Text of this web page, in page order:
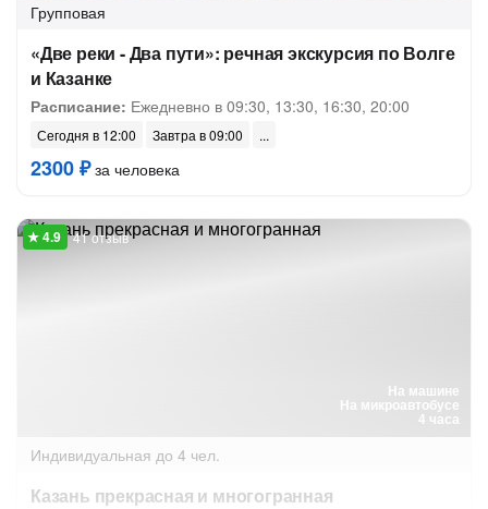
Групповая
«Две реки - Два пути»: речная экскурсия по Волге
и Казанке
Расписание: Ежедневно в 09:30, 13:30, 16:30, 20:00
Сегодня в 12:00 Завтра в 09:00
2300 ₽за человека
На машине
На микроавтобусе
4 часа
41 отзыв
Индивидуальная до 4 чел.
Казань прекрасная и многогранная